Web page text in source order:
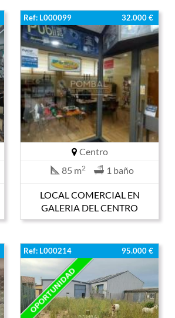
Ref: L000099 32.000 €
Centro
85 m2 1 baño
LOCAL COMERCIAL EN
GALERIA DEL CENTRO
Ref: L000214 95.000 €